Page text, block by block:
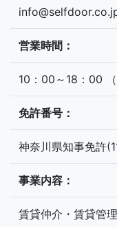
営業時間：
10：00～18：00
免許番号：
神奈川県知事免許
事業内容：
賃貸仲介・賃貸管